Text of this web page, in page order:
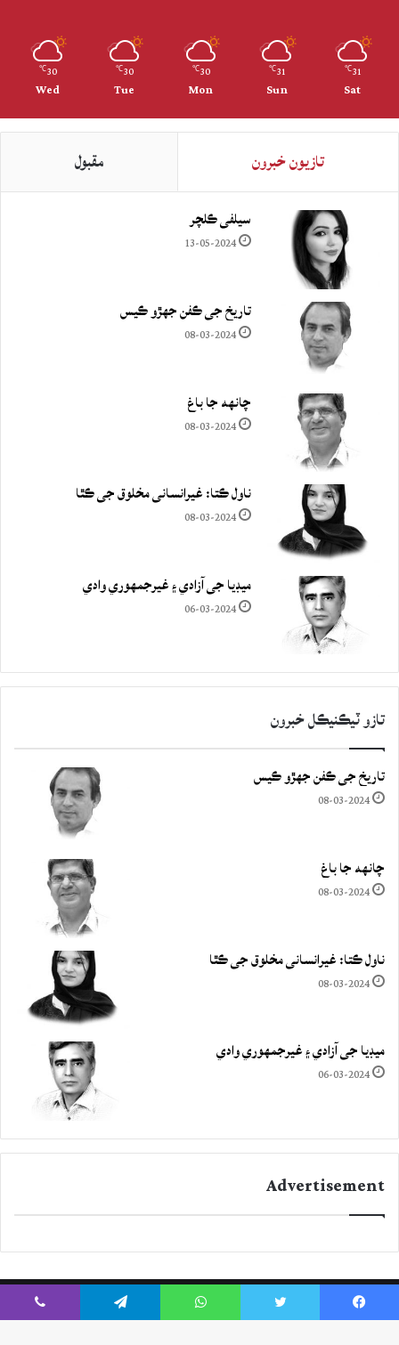
31
℃
Sat
31
℃
Sun
30
℃
Mon
30
℃
Tue
30
℃
Wed
تازيون خبرون مقبول
سيلفي ڪلچر
13-05-2024
تاريخ جي ڪفن جھڙو ڪيس
08-03-2024
چانهه جا باغ
08-03-2024
ناول ڪتا: غيرانساني مخلوق جي ڪٿا
08-03-2024
ميڊيا جي آزادي ۽ غيرجمھوري وادي
06-03-2024
تازو ٽيڪنيڪل خبرون
تاريخ جي ڪفن جھڙو ڪيس
08-03-2024
چانهه جا باغ
08-03-2024
ناول ڪتا: غيرانساني مخلوق جي ڪٿا
08-03-2024
ميڊيا جي آزادي ۽ غيرجمھوري وادي
06-03-2024
Advertisement
Facebook
Twitter
YouTube
Instagram Facebook
Twitter
WhatsApp
Telegram
Viber